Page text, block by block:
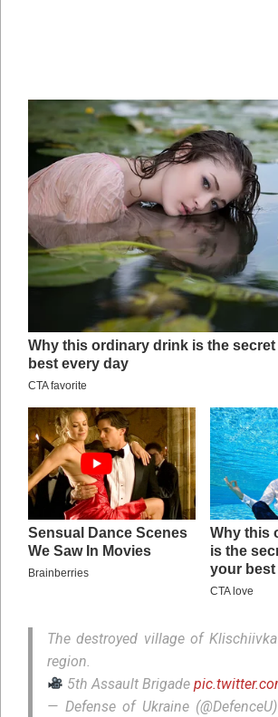
The destroyed village of
region.
5th Assault Brigade
— Defense of Ukraine (@DefenceU)